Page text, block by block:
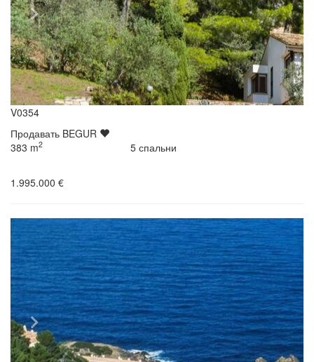
V0354
Продавать BEGUR
383 m2 5 спальни
1.995.000 €